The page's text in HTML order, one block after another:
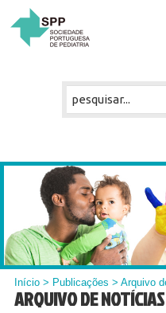
Início > Publicações > Arquivo
ARQUIVO DE NOTÍCIAS